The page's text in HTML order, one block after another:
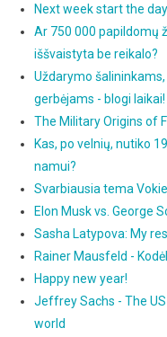
Next week start the
Ar 750 000 papildomų
iššvaistyta be reikalo?
Uždarymo
gerbėjams - blogi laikai!
The Military Origins of
Kas, po velnių, nutiko
namui?
Svarbiausia tema
Elon Musk vs. George
Sasha Latypova: My
Rainer Mausfeld -
Happy new year!
Jeffrey Sachs - The
world